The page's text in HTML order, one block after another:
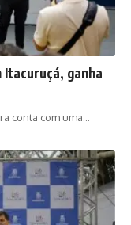
ganha
conta com uma…